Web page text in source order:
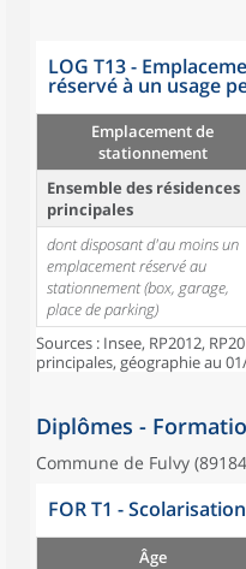
LOG T13 -
réservé à un usage
Emplacement de
stationnement
Ensemble des résidences
principales
dont disposant d'au moins un
emplacement réservé au
stationnement (box, garage,
place de parking)
Sources : Insee, RP2012,
principales, géographie au
Diplômes -
Commune de Fulvy
FOR T1 -
Âge